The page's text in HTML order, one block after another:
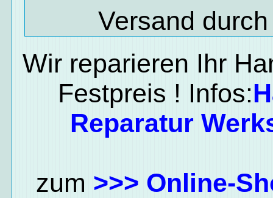
Versand
Wir reparieren Ihr
Festpreis ! Infos:
Reparatur
zum >>> Online-